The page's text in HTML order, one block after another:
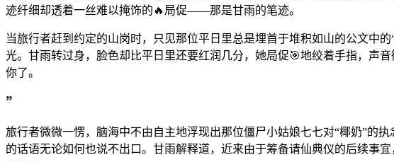
迹纤细却透着一丝难以掩饰的🔥局促——那是甘雨的笔迹。
当旅行者赶到约定的山岗时，只见那位平日里总是埋首于堆积如山的公文中
光。甘雨转过身，脸色却比平日里还要红润几分，她局促🎯地绞着手指，
你了。
”
旅行者微微一愣，脑海中不由自主地浮现出那位僵尸小姑娘七七对“椰奶”的
的话语无论如何也说不出口。甘雨解释道，近来由于筹备请仙典仪的后续事